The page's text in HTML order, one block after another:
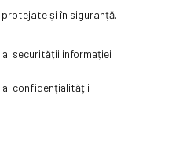
și în siguranță.
securității informației
al confidențialității